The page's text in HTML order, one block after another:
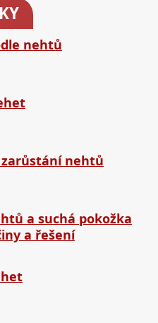
nehtů
nehtů
a suchá pokožka
a řešení